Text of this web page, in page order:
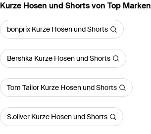
Kurze Hosen und Shorts von Top Marken
bonprix Kurze Hosen und Shorts
Bershka Kurze Hosen und Shorts
Tom Tailor Kurze Hosen und Shorts
S.oliver Kurze Hosen und Shorts